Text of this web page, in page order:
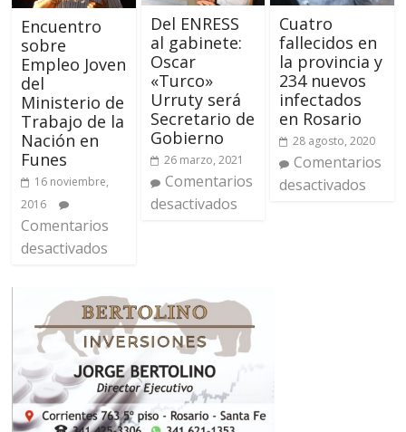
Encuentro
sobre
Empleo Joven
del
Ministerio de
Trabajo de la
Nación en
Funes
16 noviembre,
2016
Comentarios
desactivados
Del ENRESS
al gabinete:
Oscar
«Turco»
Urruty será
Secretario de
Gobierno
26 marzo, 2021
Comentarios
desactivados
Cuatro
fallecidos en
la provincia y
234 nuevos
infectados
en Rosario
28 agosto, 2020
Comentarios
desactivados